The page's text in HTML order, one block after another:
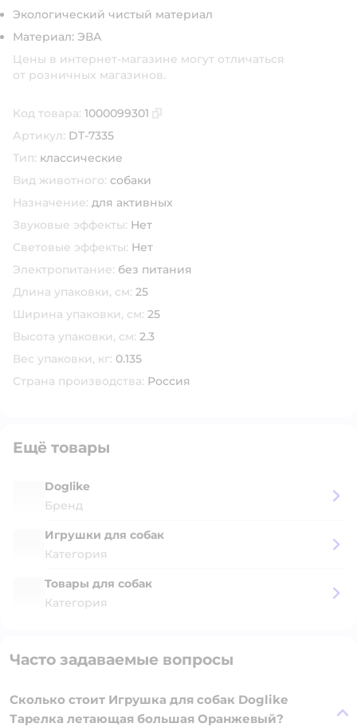
Экологический чистый материал
Материал: ЭВА
Цены в интернет-магазине могут отличаться
от розничных магазинов.
Код товара: 1000099301
Артикул: DT-7335
Тип: классические
Вид животного: собаки
Назначение: для активных
Звуковые эффекты: Нет
Световые эффекты: Нет
Электропитание: без питания
Длина упаковки, см: 25
Ширина упаковки, см: 25
Высота упаковки, см: 2.3
Вес упаковки, кг: 0.135
Страна производства: Россия
Ещё товары
Doglike
Бренд
Игрушки для собак
Категория
Товары для собак
Категория
Часто задаваемые вопросы
Сколько стоит Игрушка для собак Doglike
Тарелка летающая большая Оранжевый?